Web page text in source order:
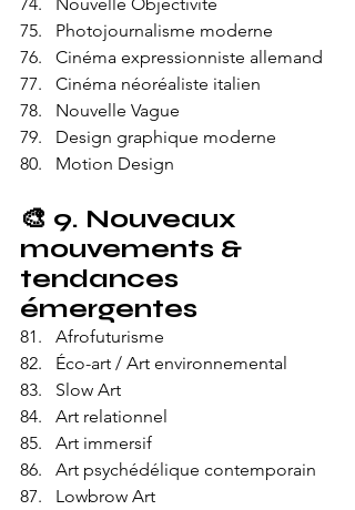
Photojournalisme moderne
Cinéma expressionniste allemand
Cinéma néoréaliste italien
Nouvelle Vague
Design graphique moderne
Motion Design
🎨 9. Nouveaux
mouvements &
tendances
émergentes
Afrofuturisme
Éco-art / Art environnemental
Slow Art
Art relationnel
Art immersif
Art psychédélique contemporain
Lowbrow Art